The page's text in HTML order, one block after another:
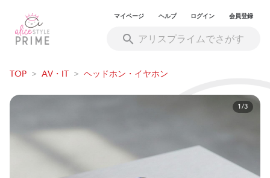
マイページ ヘルプ ログイン 会員登録
TOP > AV・IT > ヘッドホン・イヤホン
1/3